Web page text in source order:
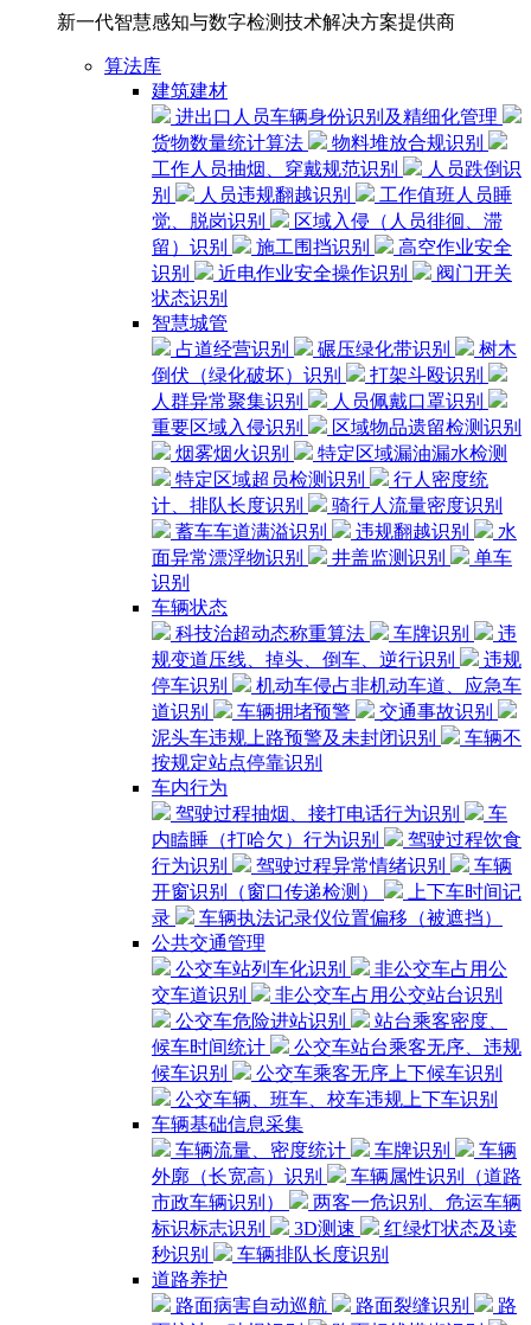
新一代智慧感知与数字检测技术解决方案提供商
算法库
建筑建材
进出口人员车辆身份识别及精细化管理
货物数量统计算法
物料堆放合规识别
工作人员抽烟、穿戴规范识别
人员跌倒识
别
人员违规翻越识别
工作值班人员睡
觉、脱岗识别
区域入侵（人员徘徊、滞
留）识别
施工围挡识别
高空作业安全
识别
近电作业安全操作识别
阀门开关
状态识别
智慧城管
占道经营识别
碾压绿化带识别
树木
倒伏（绿化破坏）识别
打架斗殴识别
人群异常聚集识别
人员佩戴口罩识别
重要区域入侵识别
区域物品遗留检测识别
烟雾烟火识别
特定区域漏油漏水检测
特定区域超员检测识别
行人密度统
计、排队长度识别
骑行人流量密度识别
蓄车车道满溢识别
违规翻越识别
水
面异常漂浮物识别
井盖监测识别
单车
识别
车辆状态
科技治超动态称重算法
车牌识别
违
规变道压线、掉头、倒车、逆行识别
违规
停车识别
机动车侵占非机动车道、应急车
道识别
车辆拥堵预警
交通事故识别
泥头车违规上路预警及未封闭识别
车辆不
按规定站点停靠识别
车内行为
驾驶过程抽烟、接打电话行为识别
车
内瞌睡（打哈欠）行为识别
驾驶过程饮食
行为识别
驾驶过程异常情绪识别
车辆
开窗识别（窗口传递检测）
上下车时间记
录
车辆执法记录仪位置偏移（被遮挡）
公共交通管理
公交车站列车化识别
非公交车占用公
交车道识别
非公交车占用公交站台识别
公交车危险进站识别
站台乘客密度、
候车时间统计
公交车站台乘客无序、违规
候车识别
公交车乘客无序上下候车识别
公交车辆、班车、校车违规上下车识别
车辆基础信息采集
车辆流量、密度统计
车牌识别
车辆
外廓（长宽高）识别
车辆属性识别（道路
市政车辆识别）
两客一危识别、危运车辆
标识标志识别
3D测速
红绿灯状态及读
秒识别
车辆排队长度识别
道路养护
路面病害自动巡航
路面裂缝识别
路